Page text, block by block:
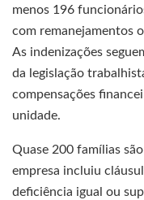
menos 196
com remanejamentos
As indenizações
da legislação
compensações
unidade.
Quase 200 famílias
empresa incluiu
deficiência igual ou